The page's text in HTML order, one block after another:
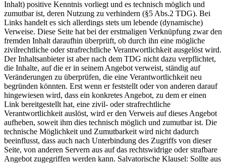
Inhalt) positive Kenntnis vorliegt und es technisch möglich und
zumutbar ist, deren Nutzung zu verhindern (§5 Abs.2 TDG). Bei
Links handelt es sich allerdings stets um lebende (dynamische)
Verweise. Diese Seite hat bei der erstmaligen Verknüpfung zwar den
fremden Inhalt daraufhin überprüft, ob durch ihn eine mögliche
zivilrechtliche oder strafrechtliche Verantwortlichkeit ausgelöst wird.
Der Inhaltsanbieter ist aber nach dem TDG nicht dazu verpflichtet,
die Inhalte, auf die er in seinem Angebot verweist, ständig auf
Veränderungen zu überprüfen, die eine Verantwortlichkeit neu
begründen könnten. Erst wenn er feststellt oder von anderen darauf
hingewiesen wird, dass ein konkretes Angebot, zu dem er einen
Link bereitgestellt hat, eine zivil- oder strafrechtliche
Verantwortlichkeit auslöst, wird er den Verweis auf dieses Angebot
aufheben, soweit ihm dies technisch möglich und zumutbar ist. Die
technische Möglichkeit und Zumutbarkeit wird nicht dadurch
beeinflusst, dass auch nach Unterbindung des Zugriffs von dieser
Seite, von anderen Servern aus auf das rechtswidrige oder strafbare
Angebot zugegriffen werden kann. Salvatorische Klausel: Sollte aus